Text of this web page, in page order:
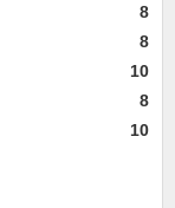
8
8
10
8
10